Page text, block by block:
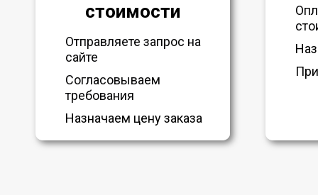
стоимости
Отправляете запрос на
сайте
Согласовываем
требования
Назначаем цену заказа